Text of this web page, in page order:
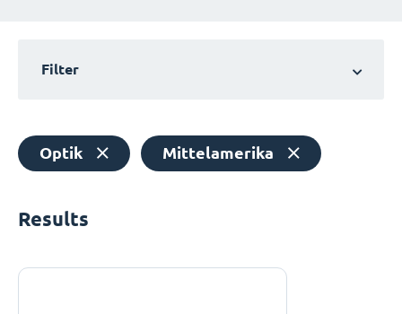
Filter
Optik Mittelamerika
Results